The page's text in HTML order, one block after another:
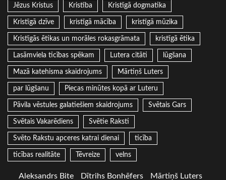
Jēzus Kristus Kristība Kristīgā dogmatika
Kristīgā dzīve kristīgā mācība kristīgā mūzika
Kristīgās ētikas un morāles rokasgrāmata kristīgā ētika
Lasāmviela ticības spēkam Lutera citāti lūgšana
Mazā katehisma skaidrojums Mārtiņš Luters
par lūgšanu Piecas minūtes kopā ar Luteru
Pāvila vēstules galatiešiem skaidrojums Svētais Gars
Svētais Vakarēdiens Svētie Raksti
Svēto Rakstu apceres katrai dienai ticība
ticības realitāte Tēvreize velns
Aleksandrs Bite Dītrihs Bonhēfers Mārtiņš Luters